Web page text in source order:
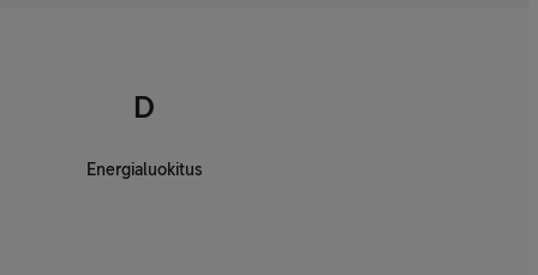
D
Energialuokitus